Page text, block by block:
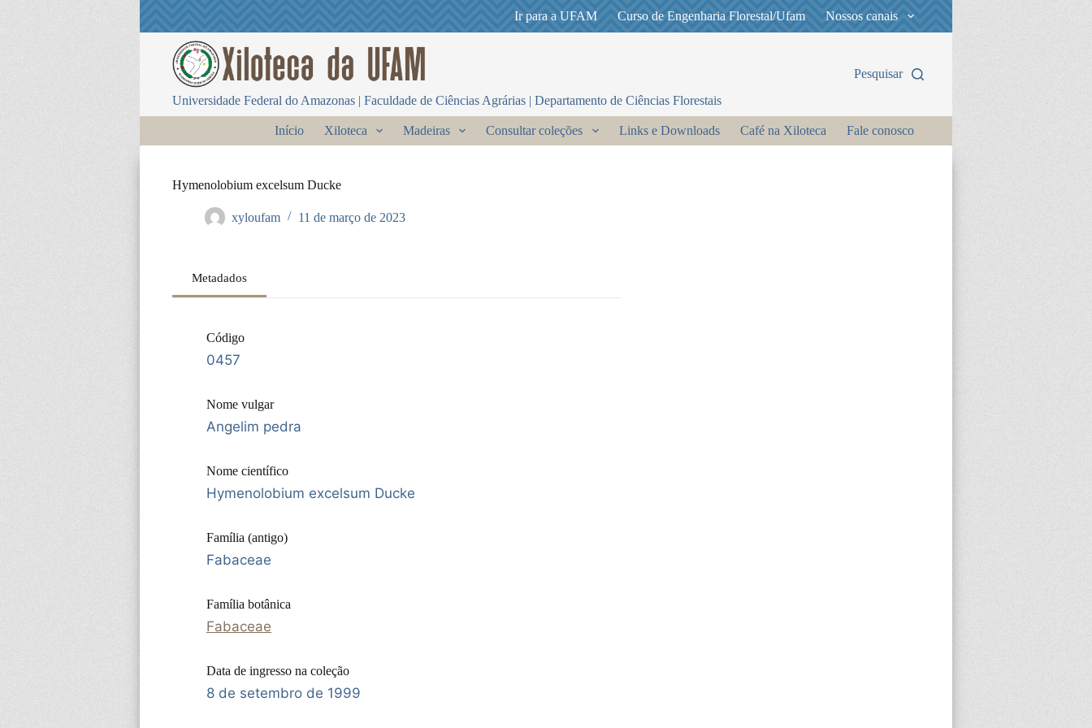
Ir para a UFAM Curso de Engenharia Florestal/Ufam Nossos canais
Universidade Federal do Amazonas | Faculdade de Ciências Agrárias | Departamento de Ciências Florestais
Pesquisar
Início Xiloteca Madeiras Consultar coleções Links e Downloads Café na Xiloteca Fale conosco
Hymenolobium excelsum Ducke
xyloufam 11 de março de 2023
Metadados
Código
0457
Nome vulgar
Angelim pedra
Nome científico
Hymenolobium excelsum Ducke
Família (antigo)
Fabaceae
Família botânica
Fabaceae
Data de ingresso na coleção
8 de setembro de 1999